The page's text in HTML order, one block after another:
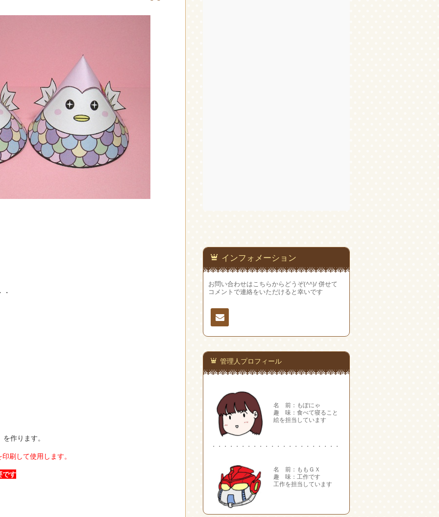
作ります。
刷して使用します。
です
インフォメーション
お問い合わせはこちらからどうぞ(^^)/ 併せて
コメントで連絡をいただけると幸いです
連絡
先
管理人プロフィール
名 前：もぽにゃ
趣 味：食べて寝ること
絵を担当しています
・・・・・・・・・・・・・・・・・・・・・・
名 前：ももＧＸ
趣 味：工作です
工作を担当しています